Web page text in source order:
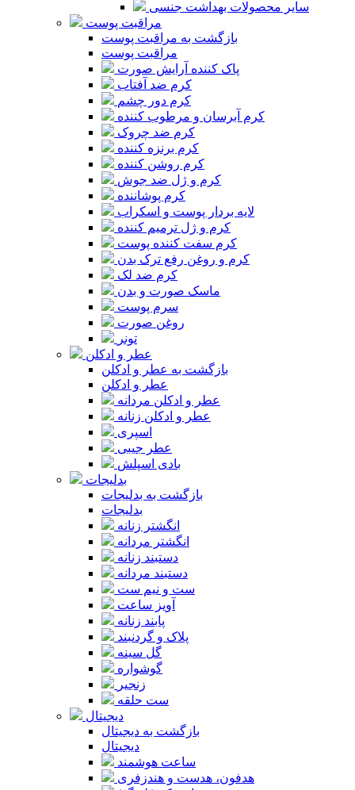
سایر محصولات بهداشت جنسی
مراقبت پوست
بازگشت به مراقبت پوست
مراقبت پوست
پاک کننده آرایش صورت
کرم ضد آفتاب
کرم دور چشم
کرم آبرسان و مرطوب کننده
کرم ضد چروک
کرم برنزه کننده
کرم روشن کننده
کرم و ژل ضد جوش
کرم پوشاننده
لایه بردار پوست و اسکراب
کرم و ژل ترمیم کننده
کرم سفت کننده پوست
کرم و روغن رفع ترک بدن
کرم ضد لک
ماسک صورت و بدن
سرم پوست
روغن صورت
تونر
عطر و ادکلن
بازگشت به عطر و ادکلن
عطر و ادکلن
عطر و ادکلن مردانه
عطر و ادکلن زنانه
اسپری
عطر جیبی
بادی اسپلش
بدلیجات
بازگشت به بدلیجات
بدلیجات
انگشتر زنانه
انگشتر مردانه
دستبند زنانه
دستبند مردانه
ست و نیم ست
آویز ساعت
پابند زنانه
پلاک و گردنبند
گل سینه
گوشواره
زنجیر
ست حلقه
دیجیتال
بازگشت به دیجیتال
دیجیتال
ساعت هوشمند
هدفون، هدست و هندزفری